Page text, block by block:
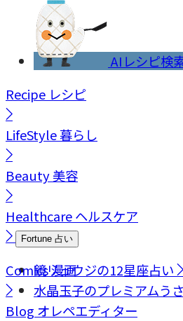
AIレシピ検
Recipe レシピ
LifeStyle暮らし
Beauty美容
Healthcareヘルスケア
Fortune 占い
鏡リュウジの12星座占い
水晶玉子のプレミアムう
Comics漫画
Blog オレペエディター